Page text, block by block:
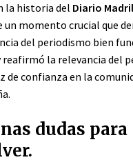
la historia del Diario
un momento crucial que
del periodismo bien
reafirmó la relevancia del
de confianza en la
dudas para